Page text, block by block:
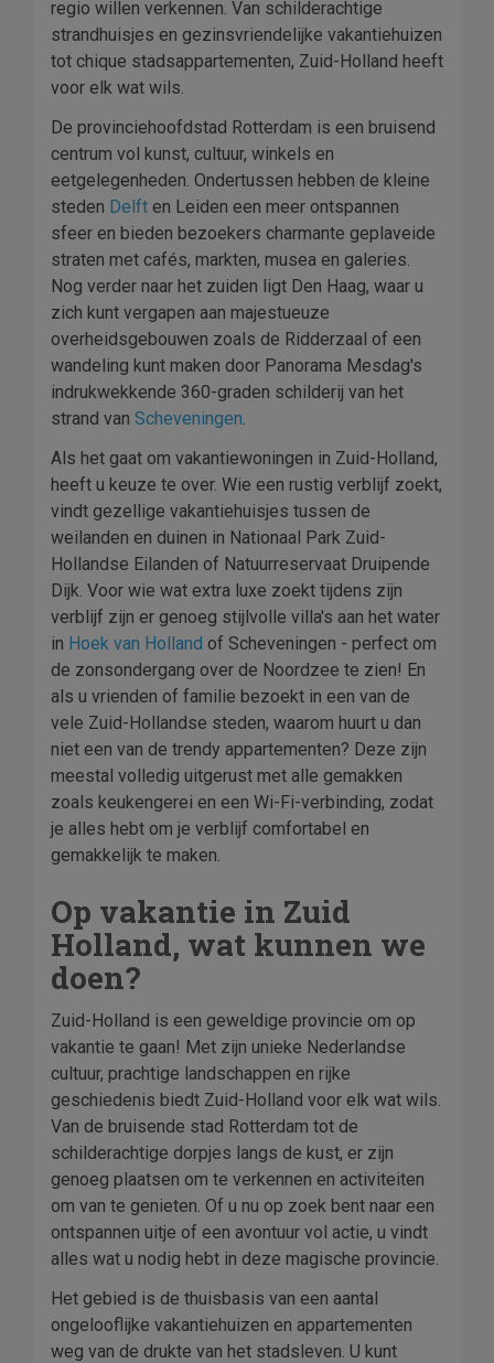
regio willen verkennen. Van schilderachtige
strandhuisjes en gezinsvriendelijke vakantiehuizen
tot chique stadsappartementen, Zuid-Holland heeft
voor elk wat wils.
De provinciehoofdstad Rotterdam is een bruisend
centrum vol kunst, cultuur, winkels en
eetgelegenheden. Ondertussen hebben de kleine
steden Delft en Leiden een meer ontspannen
sfeer en bieden bezoekers charmante geplaveide
straten met cafés, markten, musea en galeries.
Nog verder naar het zuiden ligt Den Haag, waar u
zich kunt vergapen aan majestueuze
overheidsgebouwen zoals de Ridderzaal of een
wandeling kunt maken door Panorama Mesdag's
indrukwekkende 360-graden schilderij van het
strand van Scheveningen
Als het gaat om vakantiewoningen in Zuid-Holland,
heeft u keuze te over. Wie een rustig verblijf zoekt,
vindt gezellige vakantiehuisjes tussen de
weilanden en duinen in Nationaal Park Zuid-
Hollandse Eilanden of Natuurreservaat Druipende
Dijk. Voor wie wat extra luxe zoekt tijdens zijn
verblijf zijn er genoeg stijlvolle villa's aan het water
in Hoek van Holland of Scheveningen - perfect om
de zonsondergang over de Noordzee te zien! En
als u vrienden of familie bezoekt in een van de
vele Zuid-Hollandse steden, waarom huurt u dan
niet een van de trendy appartementen? Deze zijn
meestal volledig uitgerust met alle gemakken
zoals keukengerei en een Wi-Fi-verbinding, zodat
je alles hebt om je verblijf comfortabel en
gemakkelijk te maken.
Op vakantie in Zuid
Holland, wat kunnen we
doen?
Zuid-Holland is een geweldige provincie om op
vakantie te gaan! Met zijn unieke Nederlandse
cultuur, prachtige landschappen en rijke
geschiedenis biedt Zuid-Holland voor elk wat wils.
Van de bruisende stad Rotterdam tot de
schilderachtige dorpjes langs de kust, er zijn
genoeg plaatsen om te verkennen en activiteiten
om van te genieten. Of u nu op zoek bent naar een
ontspannen uitje of een avontuur vol actie, u vindt
alles wat u nodig hebt in deze magische provincie.
Het gebied is de thuisbasis van een aantal
ongelooflijke vakantiehuizen en appartementen
weg van de drukte van het stadsleven. U kunt